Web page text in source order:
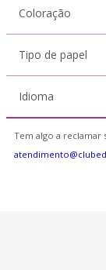
Coloração
Tipo de papel
Idioma
Tem algo a reclamar